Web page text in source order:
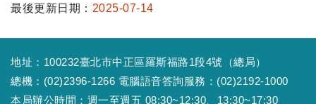
最後更新日期： 2025-07-14
地址：100232臺北市中正區羅斯福路1段4號（總局）
總機：(02)2396-1266 電腦語音答詢服務：(02)2192-1000
本局辦公時間：週一至週五 08:30~12:30、13:30~17:30